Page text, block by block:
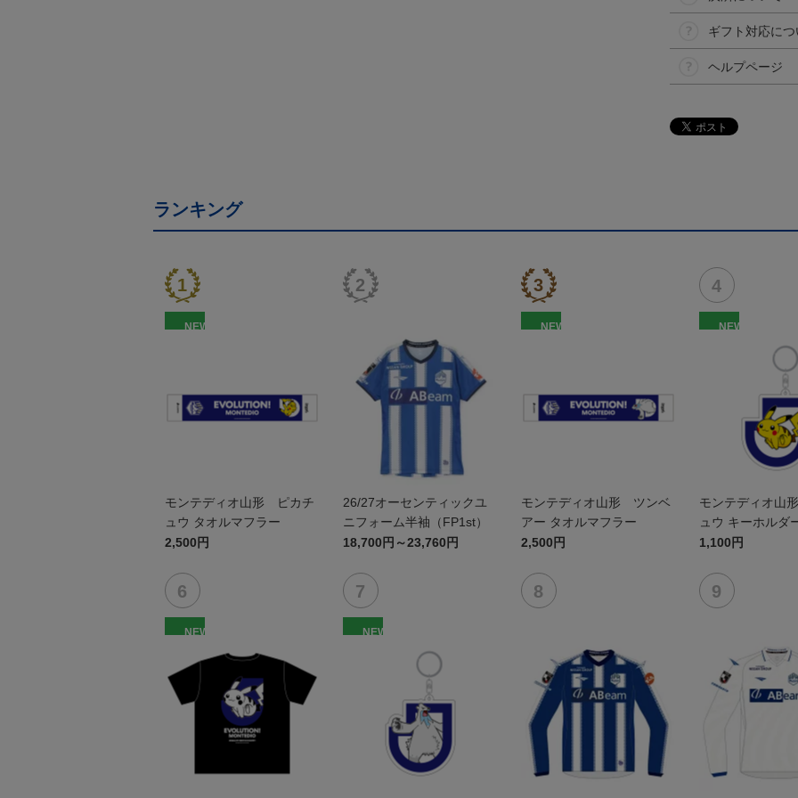
ギフト対応に
ヘルプページ
ランキング
NEW
モンテディオ山形 ピカチ
ュウ タオルマフラー
2,500円
26/27オーセンティックユ
ニフォーム半袖（FP1st）
18,700円～23,760円
NEW
モンテディオ山形 ツンベ
アー タオルマフラー
2,500円
NEW
モンテディオ山
ュウ キーホルダ
1,100円
NEW NEW